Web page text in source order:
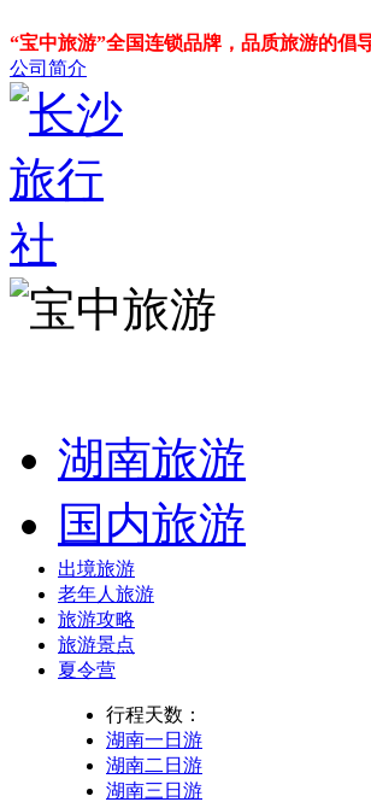
“宝中旅游”全国连锁品牌，品质旅游的倡
公司简介
湖南旅游
国内旅游
出境旅游
老年人旅游
旅游攻略
旅游景点
夏令营
行程天数：
湖南一日游
湖南二日游
湖南三日游